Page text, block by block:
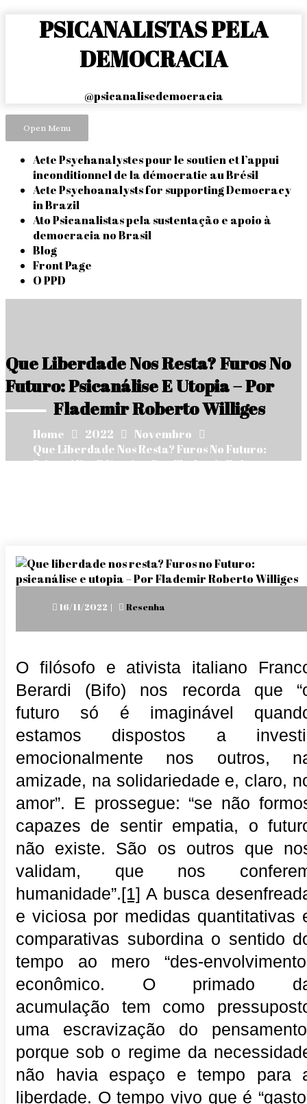
PSICANALISTAS PELA
DEMOCRACIA
@psicanalisedemocracia
Open Menu
Acte Psychanalystes pour le soutien et l’appui
inconditionnel de la démocratie au Brésil
Acte Psychoanalysts for supporting Democracy
in Brazil
Ato Psicanalistas pela sustentação e apoio à
democracia no Brasil
Blog
Front Page
O PPD
Que Liberdade Nos Resta? Furos No
Futuro: Psicanálise E Utopia – Por
Flademir Roberto Williges
Home 2022
Novembro
Que Liberdade Nos Resta? Furos No Futuro:
Psicanálise E Utopia – Por Flademir Roberto
Posted
16/11/2022 Resenha
O filósofo e ativista italiano
Berardi (Bifo) nos recorda que
futuro só é imaginável
estamos dispostos a
emocionalmente nos outros,
amizade, na solidariedade e, claro,
amor”. E prossegue: “se não
capazes de sentir empatia, o
não existe. São os outros que
validam, que nos
humanidade”.[1] A busca
e viciosa por medidas quantitativas
comparativas subordina o sentido
tempo ao mero “des-
econômico. O primado
acumulação tem como
uma escravização do
porque sob o regime da
não havia espaço e tempo para
liberdade. O tempo vivo que é